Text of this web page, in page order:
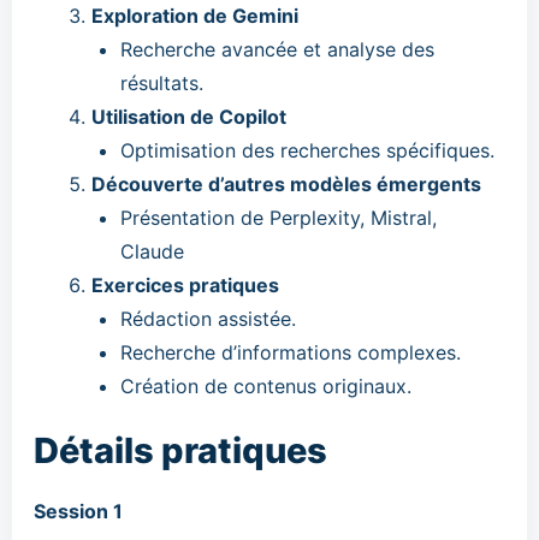
Exploration de Gemini
Recherche avancée et analyse des
résultats.
Utilisation de Copilot
Optimisation des recherches spécifiques.
Découverte d’autres modèles émergents
Présentation de Perplexity, Mistral,
Claude
Exercices pratiques
Rédaction assistée.
Recherche d’informations complexes.
Création de contenus originaux.
Détails pratiques
Session 1